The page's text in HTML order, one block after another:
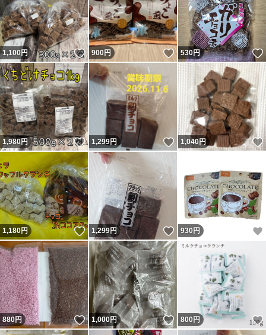
1,100円 いいね！
900円 いいね！
530円
1,980円 いいね！
1,299円 いいね！
1,040円
1,180円 いいね！
1,299円 いいね！
930 円
880円 いいね！
1,000円 いいね！
800 円